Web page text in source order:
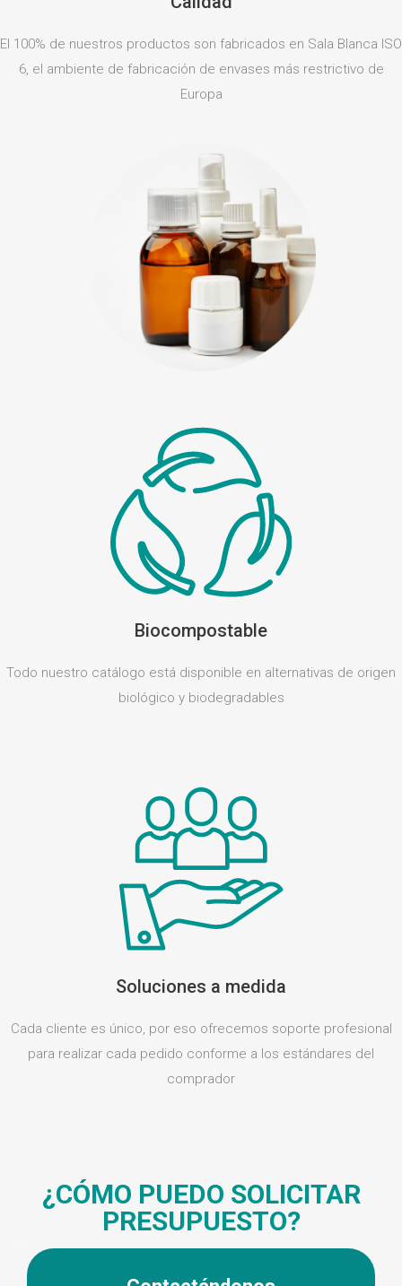
El 100% de nuestros productos son fabricados en Sala Blanca ISO
6, el ambiente de fabricación de envases más restrictivo de
Europa
Biocompostable
Todo nuestro catálogo está disponible en alternativas de origen
biológico y biodegradables
Soluciones a medida
Cada cliente es único, por eso ofrecemos soporte profesional
para realizar cada pedido conforme a los estándares del
comprador
¿CÓMO PUEDO SOLICITAR
PRESUPUESTO?